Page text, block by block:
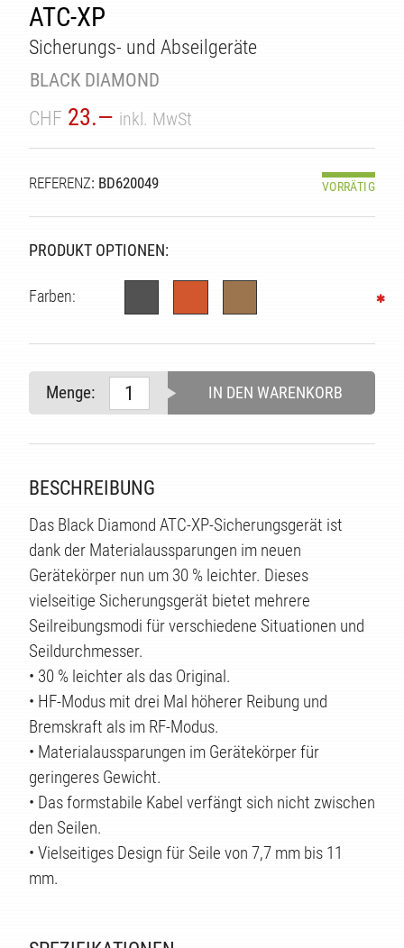
ATC-XP
Sicherungs- und Abseilgeräte
BLACK DIAMOND
CHF 23.— inkl. MwSt
REFERENZ: BD620049 VORRÄTIG
PRODUKT OPTIONEN:
Farben:
Menge: IN DEN WARENKORB
BESCHREIBUNG
Das Black Diamond ATC-XP-Sicherungsgerät ist
dank der Materialaussparungen im neuen
Gerätekörper nun um 30 % leichter. Dieses
vielseitige Sicherungsgerät bietet mehrere
Seilreibungsmodi für verschiedene Situationen und
Seildurchmesser.
• 30 % leichter als das Original.
• HF-Modus mit drei Mal höherer Reibung und
Bremskraft als im RF-Modus.
• Materialaussparungen im Gerätekörper für
geringeres Gewicht.
• Das formstabile Kabel verfängt sich nicht zwischen
den Seilen.
• Vielseitiges Design für Seile von 7,7 mm bis 11
mm.